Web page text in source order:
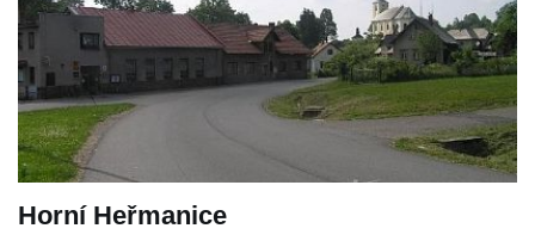
Horní Heřmanice